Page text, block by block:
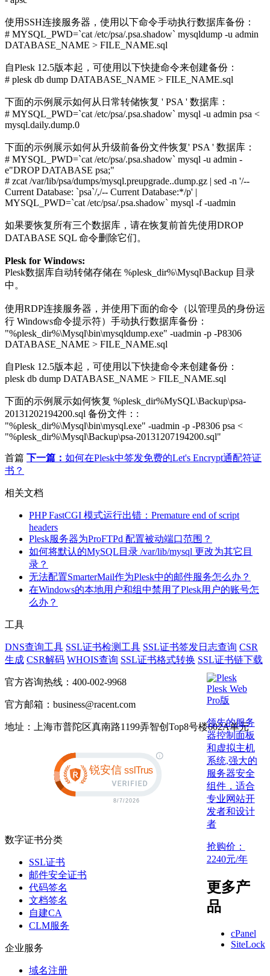
使用SSH连接服务器，使用以下命令手动执行数据库备份：
# MYSQL_PWD=`cat /etc/psa/.psa.shadow` mysqldump -u admin
DATABASE_NAME > FILE_NAME.sql
自Plesk 12.5版本起，可使用以下快捷命令来创建备份：
# plesk db dump DATABASE_NAME > FILE_NAME.sql
下面的示例展示如何从日常转储恢复 ' PSA ' 数据库：
# MYSQL_PWD=`cat /etc/psa/.psa.shadow` mysql -u admin psa <
mysql.daily.dump.0
下面的示例展示如何从升级前备份文件恢复' PSA ' 数据库：
# MYSQL_PWD=`cat /etc/psa/.psa.shadow` mysql -u admin -
e"DROP DATABASE psa;"
# zcat /var/lib/psa/dumps/mysql.preupgrade..dump.gz | sed -n '/--
Current Database: `psa`/,/-- Current Database:*/p' |
MYSQL_PWD=`cat /etc/psa/.psa.shadow` mysql -f -uadmin
如果要恢复所有三个数据库，请在恢复前首先使用DROP
DATABASE SQL 命令删除它们。
Plesk for Windows:
Plesk数据库自动转储存储在 %plesk_dir%\Mysql\Backup 目录
中。
使用RDP连接服务器，并使用下面的命令（以管理员的身份运
行 Windows命令提示符）手动执行数据库备份：
"%plesk_dir%\Mysql\bin\mysqldump.exe" -uadmin -p -P8306
DATABASE_NAME > FILE_NAME.sql
自Plesk 12.5版本起，可使用以下快捷命令来创建备份：
plesk db dump DATABASE_NAME > FILE_NAME.sql
下面的示例展示如何恢复 %plesk_dir%MySQL\Backup\psa-
20131202194200.sql 备份文件：:
"%plesk_dir%\Mysql\bin\mysql.exe" -uadmin -p -P8306 psa <
"%plesk_dir%\Mysql\Backup\psa-20131207194200.sql"
首篇 下一篇： 如何在Plesk中签发免费的Let's Encrypt通配符证
书？
相关文档
PHP FastCGI 模式运行出错：Premature end of script
headers
Plesk服务器为ProFTPd 配置被动端口范围？
如何将默认的MySQL目录 /var/lib/mysql 更改为其它目
录？
无法配置SmarterMail作为Plesk中的邮件服务怎么办？
在Windows的本地用户和组中禁用了Plesk用户的账号怎
么办？
工具
DNS查询工具 SSL证书检测工具 SSL证书签发日志查询 CSR
生成 CSR解码 WHOIS查询 SSL证书格式转换 SSL证书链下载
Plesk Web
Pro版
领先的服务
器控制面板
和虚拟主机
系统,强大的
服务器安全
组件，适合
专业网站开
发者和设计
者
抢购价：
2240元/年
更多产
品
cPanel
SiteLock
官方咨询热线：400-002-9968
官方邮箱：business@racent.com
地址：上海市普陀区真南路1199弄智创Top8号楼602A单元
数字证书分类
SSL证书
邮件安全证书
代码签名
文档签名
自建CA
CLM服务
企业服务
域名注册